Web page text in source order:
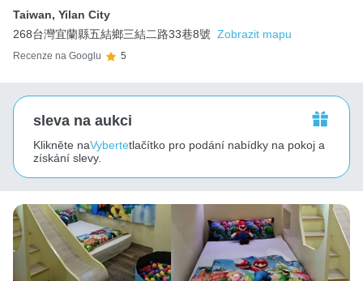
Taiwan, Yilan City
268台灣宜蘭縣五結鄉三結二路33巷8號 Zobrazit mapu
Recenze na Googlu 5
sleva na aukci
Klikněte naVybertetlačítko pro podání nabídky na pokoj a
získání slevy.